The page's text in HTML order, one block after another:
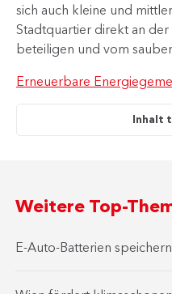
sich auch kleine und
Stadtquartier direkt an
beteiligen und vom
Erneuerbare
Inhalt
Weitere Top-
E-Auto-Batterien